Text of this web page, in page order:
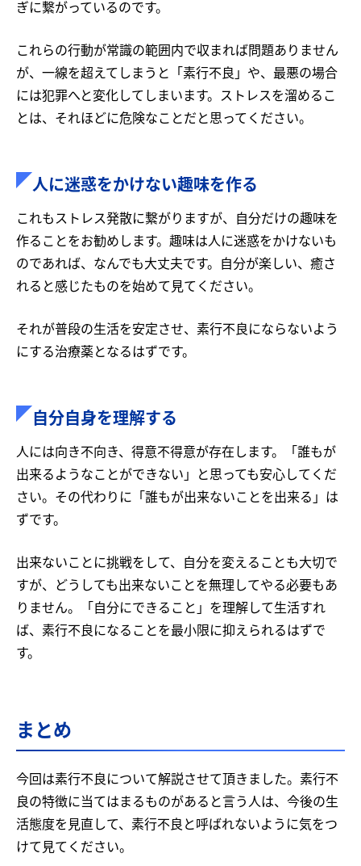
ぎに繋がっているのです。
これらの行動が常識の範囲内で収まれば問題ありません
が、一線を超えてしまうと「素行不良」や、最悪の場合
には犯罪へと変化してしまいます。ストレスを溜めるこ
とは、それほどに危険なことだと思ってください。
人に迷惑をかけない趣味を作る
これもストレス発散に繋がりますが、自分だけの趣味を
作ることをお勧めします。趣味は人に迷惑をかけないも
のであれば、なんでも大丈夫です。自分が楽しい、癒さ
れると感じたものを始めて見てください。
それが普段の生活を安定させ、素行不良にならないよう
にする治療薬となるはずです。
自分自身を理解する
人には向き不向き、得意不得意が存在します。「誰もが
出来るようなことができない」と思っても安心してくだ
さい。その代わりに「誰もが出来ないことを出来る」は
ずです。
出来ないことに挑戦をして、自分を変えることも大切で
すが、どうしても出来ないことを無理してやる必要もあ
りません。「自分にできること」を理解して生活すれ
ば、素行不良になることを最小限に抑えられるはずで
す。
まとめ
今回は素行不良について解説させて頂きました。素行不
良の特徴に当てはまるものがあると言う人は、今後の生
活態度を見直して、素行不良と呼ばれないように気をつ
けて見てください。